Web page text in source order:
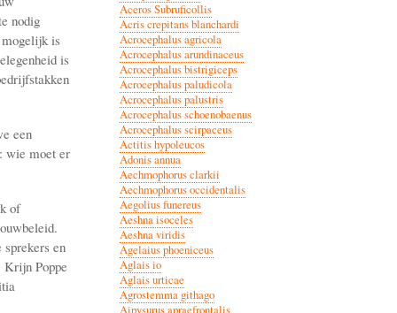
nodig
is
is
een
wie moet er
of
en
Krijn Poppe
Aceros Subruficollis
Acris crepitans blanchardi
Acrocephalus agricola
Acrocephalus arundinaceus
Acrocephalus bistrigiceps
Acrocephalus paludicola
Acrocephalus palustris
Acrocephalus schoenobaenus
Acrocephalus scirpaceus
Actitis hypoleucos
Adonis annua
Aechmophorus clarkii
Aechmophorus occidentalis
Aegolius funereus
Aeshna isoceles
Aeshna viridis
Agelaius phoeniceus
Aglais io
Aglais urticae
Agrostemma githago
Aipysurus apraefrontalis